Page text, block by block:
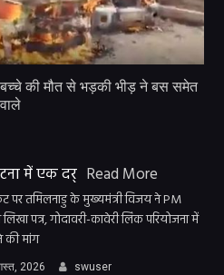
की मौत से भड़की भीड़ ने बस समेत
में एक दर् Read More
पर तमिलनाडु के मुख्यमंत्री विजय ने PM
पत्र, गोदावरी-कावेरी लिंक परियोजना में
की मांग
2026 swuser